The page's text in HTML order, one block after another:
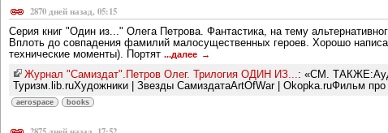
2870 дней назад, 05:15
Серия книг "Один из..." Олега Петрова. Фантастика, на тему
Вплоть до совпадения фамилий малосущественных героев. Хорошо
технические моменты). Портят ...далее
Журнал "Самиздат".Петров Олег. Трилогия ОДИН ИЗ...: «СМ.
Туризм.lib.ruХудожники | Звезды СамиздатаArtOfWar | Okopka.ruФильм
aerospace books